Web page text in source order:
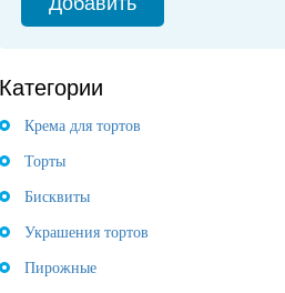
Категории
Крема для тортов
Торты
Бисквиты
Украшения тортов
Пирожные